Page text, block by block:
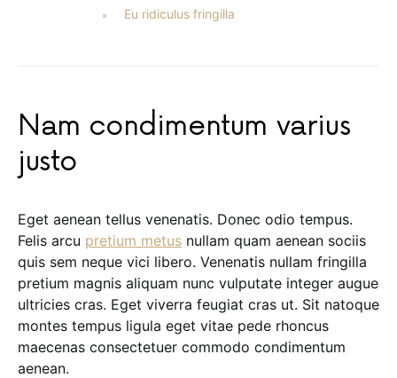
Eu ridiculus fringilla
Nam condimentum varius
justo
Eget aenean tellus venenatis. Donec odio tempus.
Felis arcu pretium metus nullam quam aenean sociis
quis sem neque vici libero. Venenatis nullam fringilla
pretium magnis aliquam nunc vulputate integer augue
ultricies cras. Eget viverra feugiat cras ut. Sit natoque
montes tempus ligula eget vitae pede rhoncus
maecenas consectetuer commodo condimentum
aenean.